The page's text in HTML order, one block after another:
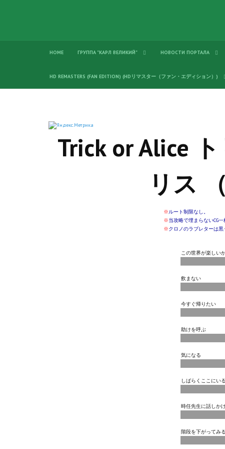
HOME ГРУППА "КАРЛ ВЕЛИКИЙ" НОВОСТИ ПОРТАЛА
HD REMASTERS (FAN EDITION) (HDリマスター（ファン・エディション）)
Trick or Alice
リス
※ルート制限なし。
※当攻略で埋まらないCG
※クロノのラブレターは黒
この世界が楽しい
飲まない
今すぐ帰りたい
助けを呼ぶ
気になる
しばらくここにいる
時任先生に話しか
階段を下がってみる